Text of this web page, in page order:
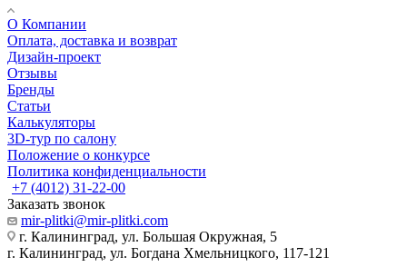
О Компании
Оплата, доставка и возврат
Дизайн-проект
Отзывы
Бренды
Статьи
Калькуляторы
3D-тур по салону
Положение о конкурсе
Политика конфиденциальности
+7 (4012) 31-22-00
Заказать звонок
mir-plitki@mir-plitki.com
г. Калининград, ул. Большая Окружная, 5
г. Калининград, ул. Богдана Хмельницкого, 117-121